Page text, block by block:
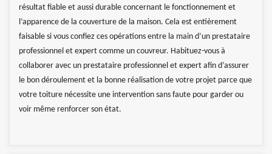
résultat fiable et aussi durable concernant le fonctionnement et
l’apparence de la couverture de la maison. Cela est entièrement
faisable si vous confiez ces opérations entre la main d’un prestataire
professionnel et expert comme un couvreur. Habituez-vous à
collaborer avec un prestataire professionnel et expert afin d’assurer
le bon déroulement et la bonne réalisation de votre projet parce que
votre toiture nécessite une intervention sans faute pour garder ou
voir même renforcer son état.